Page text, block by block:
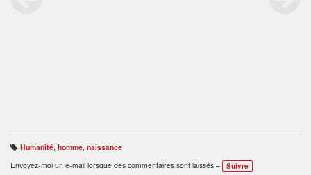
B
ali
s
Humanité, homme, naissance
Envoyez-moi un e-mail lorsque des commentaires sont laissés –
Suivre